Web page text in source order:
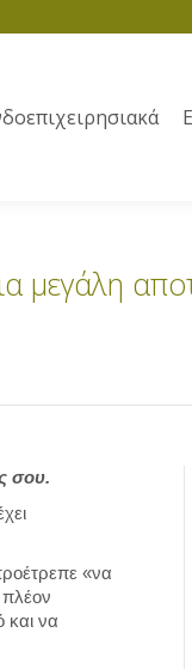
μεγάλη
σου.
«να
και να